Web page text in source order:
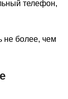
телефон,
не более, чем